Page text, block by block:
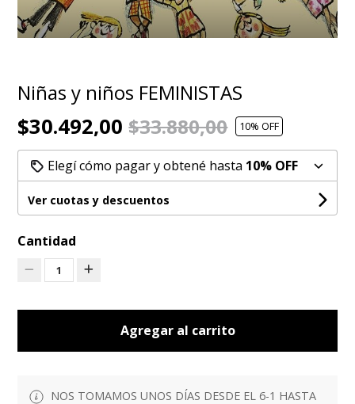
Niñas y niños FEMINISTAS
$30.492,00$33.880,00 10% OFF
Elegí cómo pagar y obtené hasta 10% OFF
Ver cuotas y descuentos
Cantidad
1
Agregar al carrito
NOS TOMAMOS UNOS DÍAS DESDE EL 6-1 HASTA